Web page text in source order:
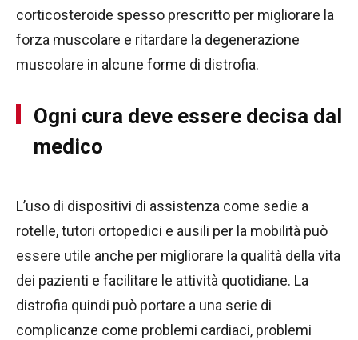
corticosteroide spesso prescritto per migliorare la
forza muscolare e ritardare la degenerazione
muscolare in alcune forme di distrofia.
Ogni cura deve essere decisa dal
medico
L’uso di dispositivi di assistenza come sedie a
rotelle, tutori ortopedici e ausili per la mobilità può
essere utile anche per migliorare la qualità della vita
dei pazienti e facilitare le attività quotidiane. La
distrofia quindi può portare a una serie di
complicanze come problemi cardiaci, problemi